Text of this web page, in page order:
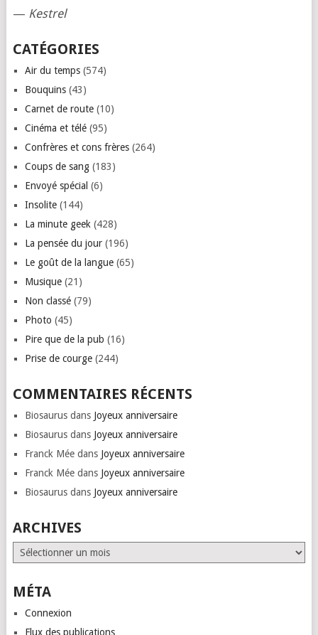
— Kestrel
CATÉGORIES
Air du temps(574)
Bouquins(43)
Carnet de route(10)
Cinéma et télé(95)
Confrères et cons frères(264)
Coups de sang(183)
Envoyé spécial (6)
Insolite(144)
La minute geek (428)
La pensée du jour(196)
Le goût de la langue(65)
Musique(21)
Non classé(79)
Photo (45)
Pire que de la pub (16)
Prise de courge(244)
COMMENTAIRES RÉCENTS
Biosaurusdans Joyeux anniversaire
Biosaurusdans Joyeux anniversaire
Franck Méedans Joyeux anniversaire
Franck Méedans Joyeux anniversaire
Biosaurusdans Joyeux anniversaire
ARCHIVES
Archives
MÉTA
Connexion
Flux des publications